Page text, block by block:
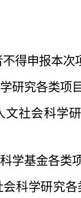
不得申报本次
研究各类项
文社会科学
学基金各类
科学研究